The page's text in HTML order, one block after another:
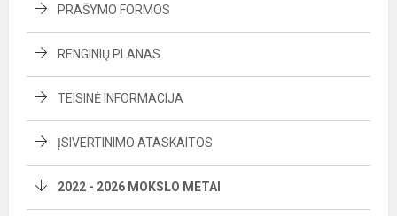
PRAŠYMO FORMOS
RENGINIŲ PLANAS
TEISINĖ INFORMACIJA
ĮSIVERTINIMO ATASKAITOS
2022 - 2026 MOKSLO METAI